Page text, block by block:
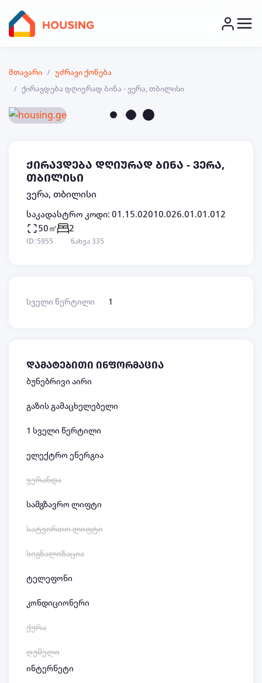
მთავარი
უძრავი ქონება
ქირავდება დღიურად ბინა - ვერა, თბილისი
ქირავდება დღიურად ბინა - ვერა,
თბილისი
ვერა, თბილისი
საკადასტრო კოდი: 01.15.02010.026.01.01.012
50㎡
2
ID: 5955 ნახვა 335
სველი წერტილი 1
დამატებითი ინფორმაცია
ბუნებრივი აირი
გაზის გამაცხელებელი
1 სველი წერტილი
ელექტრო ენერგია
ვერანდა
სამგზავრო ლიფტი
სატვირთო ლიფტი
სიგნალიზაცია
ტელეფონი
კონდიციონერი
ქურა
ღუმელი
ინტერნეტი